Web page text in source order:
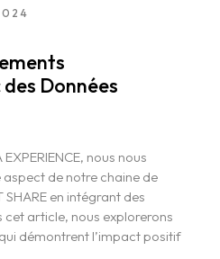
Données
nous nous
de notre chaine de
SHARE en intégrant des
article, nous explorerons
démontrent l’impact positif